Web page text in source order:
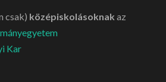
csak) középiskolásoknak az
Kar